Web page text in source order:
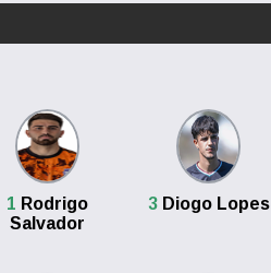
1 Rodrigo
Salvador
3Diogo Lopes